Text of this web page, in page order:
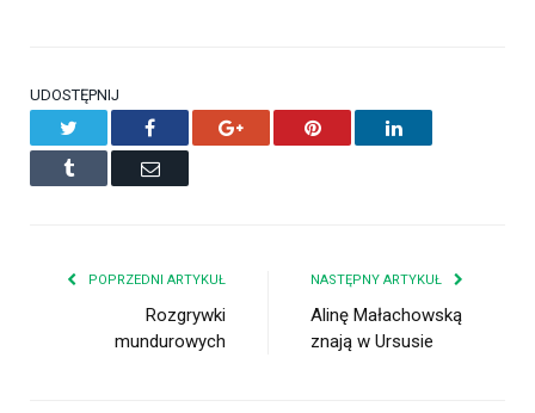
UDOSTĘPNIJ
Facebook Google+ Pinterest LinkedIn
Tumblr Email
POPRZEDNI ARTYKUŁ
Rozgrywki
mundurowych
NASTĘPNY ARTYKUŁ
Alinę Małachowską
znają w Ursusie